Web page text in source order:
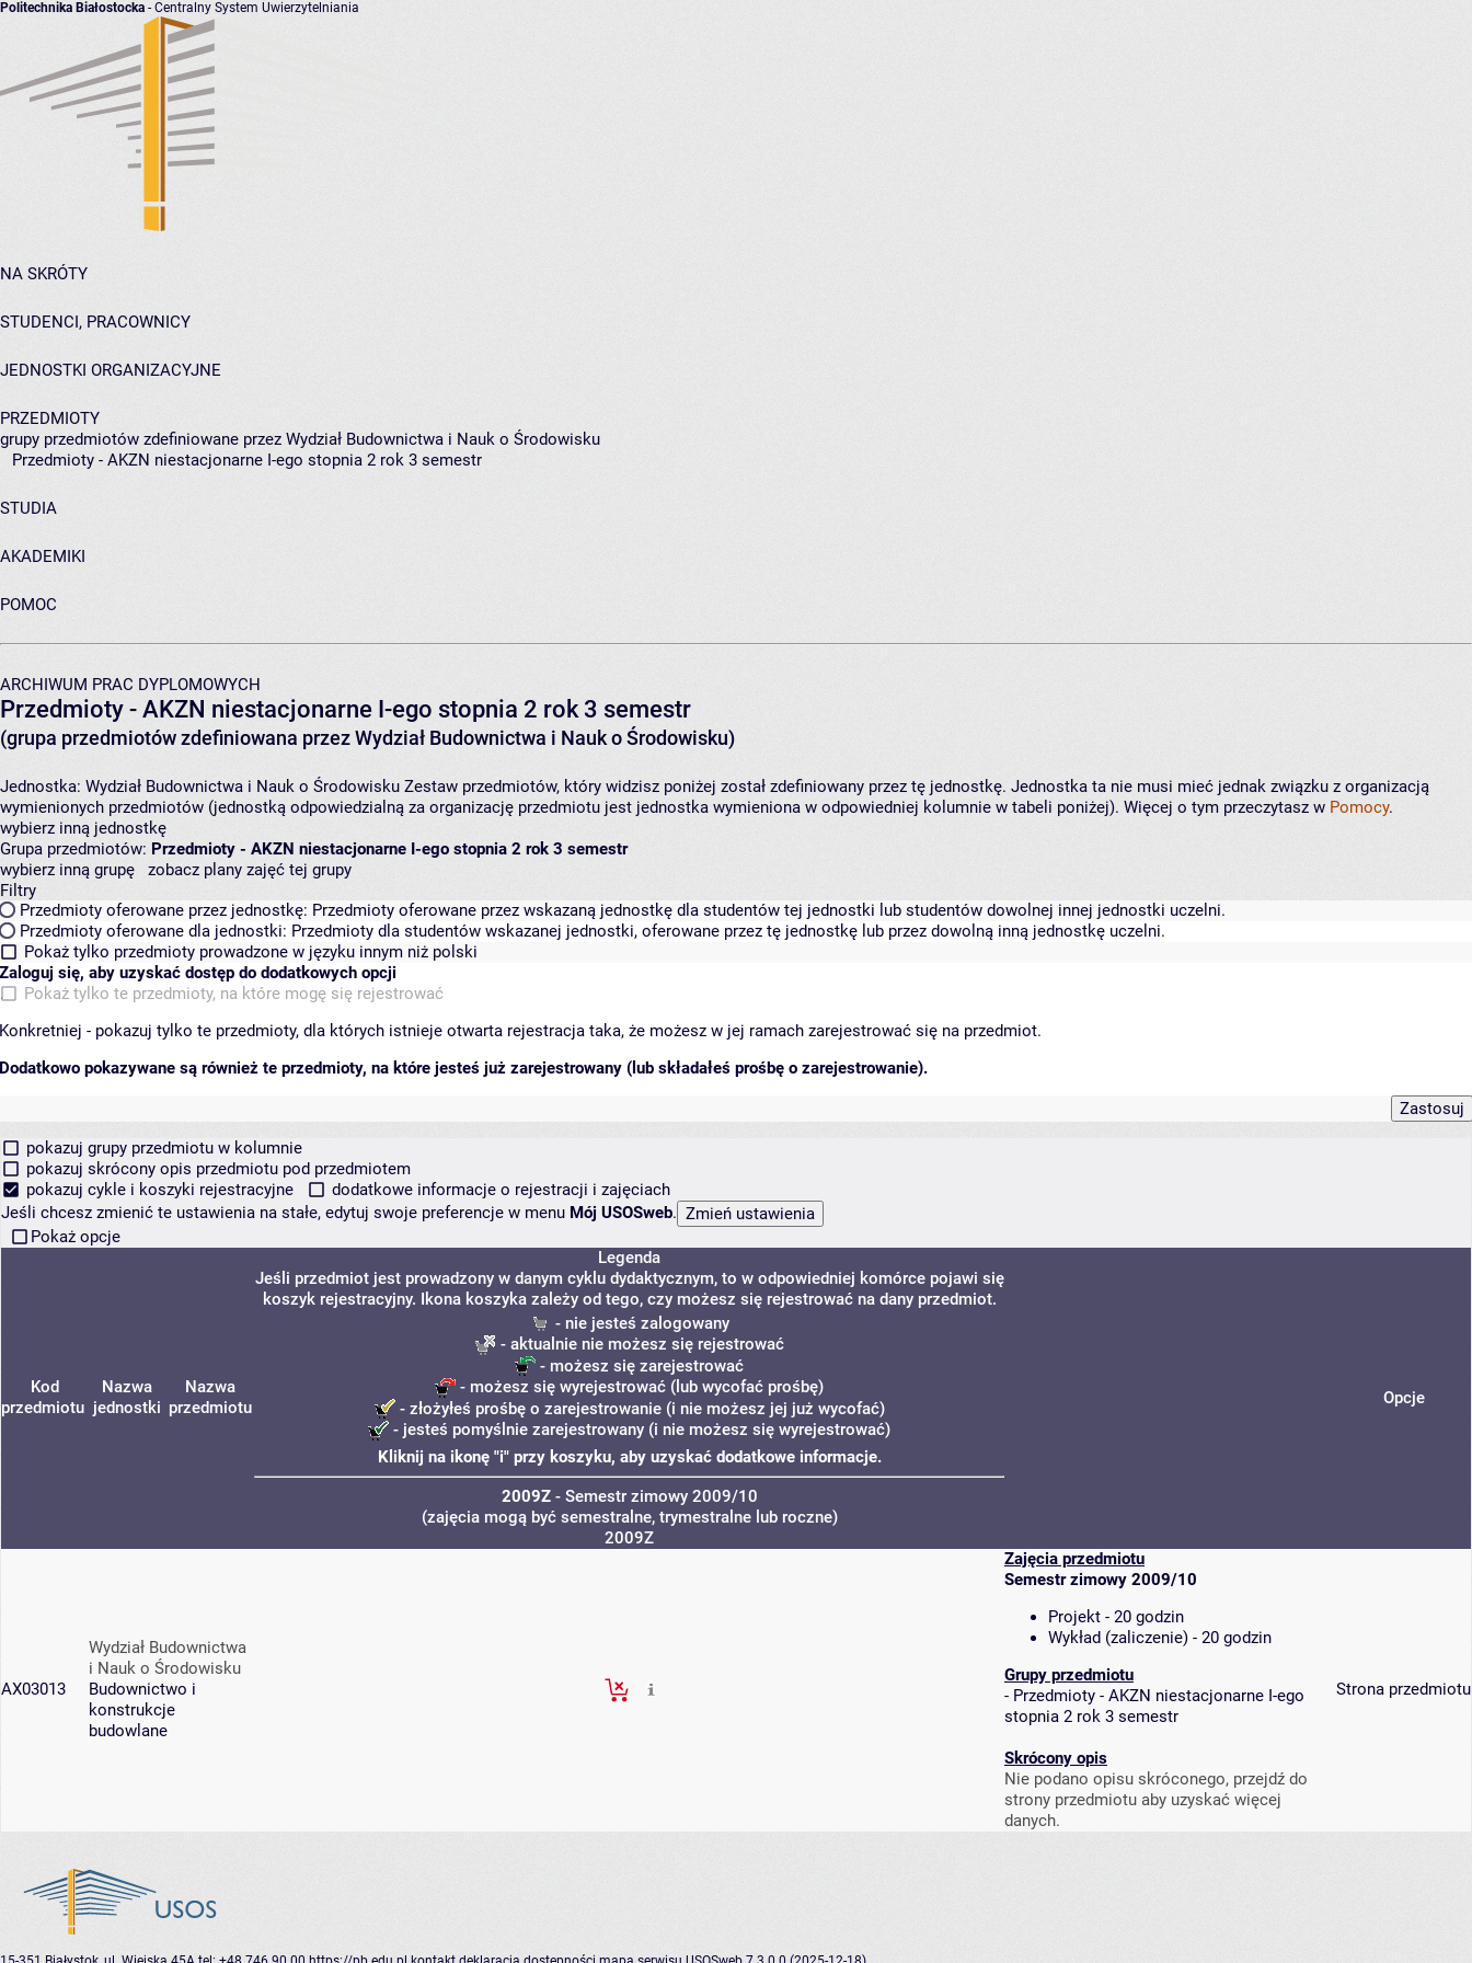
Politechnika Białostocka - Centralny System Uwierzytelniania
NA SKRÓTY
STUDENCI, PRACOWNICY
JEDNOSTKI ORGANIZACYJNE
PRZEDMIOTY
grupy przedmiotów zdefiniowane przez Wydział Budownictwa i Nauk o Środowisku
Przedmioty - AKZN niestacjonarne I-ego stopnia 2 rok 3 semestr
STUDIA
AKADEMIKI
POMOC
ARCHIWUM PRAC DYPLOMOWYCH
Przedmioty - AKZN niestacjonarne I-ego stopnia 2 rok 3 semestr
(grupa przedmiotów zdefiniowana przez Wydział Budownictwa i Nauk o Środowisku)
Jednostka: Wydział Budownictwa i Nauk o Środowisku Zestaw przedmiotów, który widzisz poniżej został zdefiniowany przez tę jednostkę. Jednostka ta nie musi mieć jednak związku z organizacją
wymienionych przedmiotów (jednostką odpowiedzialną za organizację przedmiotu jest jednostka wymieniona w odpowiedniej kolumnie w tabeli poniżej). Więcej o tym przeczytasz w Pomocy.
wybierz inną jednostkę
Grupa przedmiotów: Przedmioty - AKZN niestacjonarne I-ego stopnia 2 rok 3 semestr
wybierz inną grupę
zobacz plany zajęć tej grupy
Filtry
Przedmioty oferowane przez jednostkę: Przedmioty oferowane przez wskazaną jednostkę dla studentów tej jednostki lub studentów dowolnej innej jednostki uczelni.
Przedmioty oferowane dla jednostki: Przedmioty dla studentów wskazanej jednostki, oferowane przez tę jednostkę lub przez dowolną inną jednostkę uczelni.
Pokaż tylko przedmioty prowadzone w języku innym niż polski
Zaloguj się, aby uzyskać dostęp do dodatkowych opcji
Pokaż tylko te przedmioty, na które mogę się rejestrować
Konkretniej - pokazuj tylko te przedmioty, dla których istnieje otwarta rejestracja taka, że możesz w jej ramach zarejestrować się na przedmiot.
Dodatkowo pokazywane są również te przedmioty, na które jesteś już zarejestrowany (lub składałeś prośbę o zarejestrowanie).
pokazuj grupy przedmiotu w kolumnie
pokazuj skrócony opis przedmiotu pod przedmiotem
pokazuj cykle i koszyki rejestracyjne
dodatkowe informacje o rejestracji i zajęciach
Jeśli chcesz zmienić te ustawienia na stałe, edytuj swoje preferencje w menu Mój USOSweb.
Pokaż opcje
Kod
przedmiotu
Nazwa
jednostki
Nazwa
przedmiotu
Legenda
Jeśli przedmiot jest prowadzony w danym cyklu dydaktycznym, to w odpowiedniej komórce pojawi się
koszyk rejestracyjny. Ikona koszyka zależy od tego, czy możesz się rejestrować na dany przedmiot.
- nie jesteś zalogowany
- aktualnie nie możesz się rejestrować
- możesz się zarejestrować
- możesz się wyrejestrować (lub wycofać prośbę)
- złożyłeś prośbę o zarejestrowanie (i nie możesz jej już wycofać)
- jesteś pomyślnie zarejestrowany (i nie możesz się wyrejestrować)
Kliknij na ikonę "i" przy koszyku, aby uzyskać dodatkowe informacje.
2009Z- Semestr zimowy 2009/10
(zajęcia mogą być semestralne, trymestralne lub roczne)
Opcje
2009Z
AX03013
Wydział Budownictwa
i Nauk o Środowisku
Budownictwo i
konstrukcje
budowlane
Zajęcia przedmiotu
Semestr zimowy 2009/10
Projekt - 20 godzin
Wykład (zaliczenie) - 20 godzin
Grupy przedmiotu
- Przedmioty - AKZN niestacjonarne I-ego
stopnia 2 rok 3 semestr
Skrócony opis
Nie podano opisu skróconego, przejdź do
strony przedmiotu aby uzyskać więcej
danych.
Strona przedmiotu